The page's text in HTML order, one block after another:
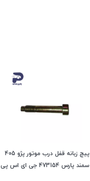
پیچ زبانه قفل درب موتور پژو 405
سمند پارس 473154 جی ای اس پی